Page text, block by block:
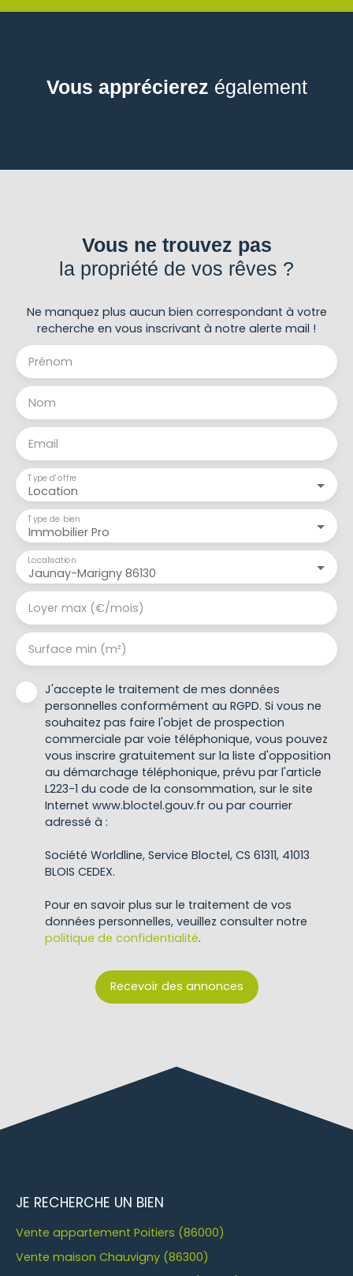
Vous apprécierez également
Vous ne trouvez pas
la propriété de vos rêves ?
Ne manquez plus aucun bien correspondant à votre
recherche en vous inscrivant à notre alerte mail !
Prénom
Nom
Email
Location
Type d'offre
Immobilier Pro
Type de bien
Jaunay-Marigny 86130
Localisation
Loyer max (€/mois)
Surface min (m²)
J'accepte le traitement de mes données
personnelles conformément au RGPD. Si vous ne
souhaitez pas faire l'objet de prospection
commerciale par voie téléphonique, vous pouvez
vous inscrire gratuitement sur la liste d'opposition
au démarchage téléphonique, prévu par l'article
L223-1 du code de la consommation, sur le site
Internet www.bloctel.gouv.fr ou par courrier
adressé à :
Société Worldline, Service Bloctel, CS 61311, 41013
BLOIS CEDEX.
Pour en savoir plus sur le traitement de vos
données personnelles, veuillez consulter notre
politique de confidentialité.
Recevoir des annonces
JE RECHERCHE UN BIEN
Vente appartement Poitiers (86000)
Vente maison Chauvigny (86300)